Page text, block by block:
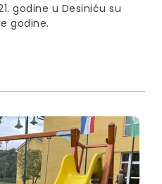
godine u Desiniću su
godine.